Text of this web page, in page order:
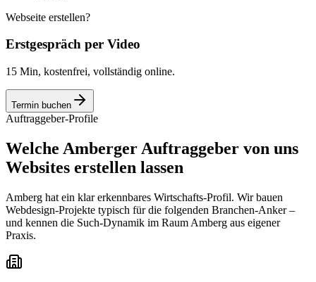
Webseite erstellen?
Erstgespräch per Video
15 Min, kostenfrei, vollständig online.
Termin buchen
Auftraggeber-Profile
Welche Amberger Auftraggeber von uns
Websites erstellen lassen
Amberg hat ein klar erkennbares Wirtschafts-Profil. Wir bauen
Webdesign-Projekte typisch für die folgenden Branchen-Anker –
und kennen die Such-Dynamik im Raum Amberg aus eigener
Praxis.